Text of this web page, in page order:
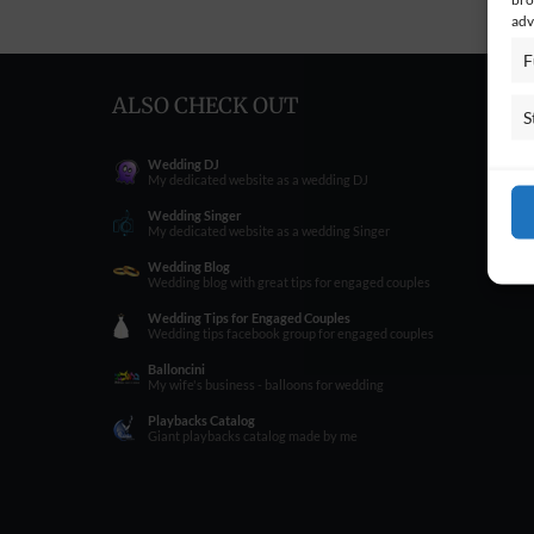
ALSO CHECK OUT
Wedding DJ
My dedicated website as a wedding DJ
Wedding Singer
My dedicated website as a wedding Singer
Wedding Blog
Wedding blog with great tips for engaged couples
Wedding Tips for Engaged Couples
Wedding tips facebook group for engaged couples
Balloncini
My wife's business - balloons for wedding
Playbacks Catalog
Giant playbacks catalog made by me